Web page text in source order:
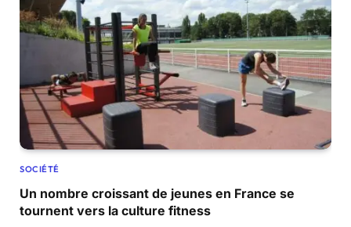
SOCIÉTÉ
Un nombre croissant de jeunes en France se
tournent vers la culture fitness